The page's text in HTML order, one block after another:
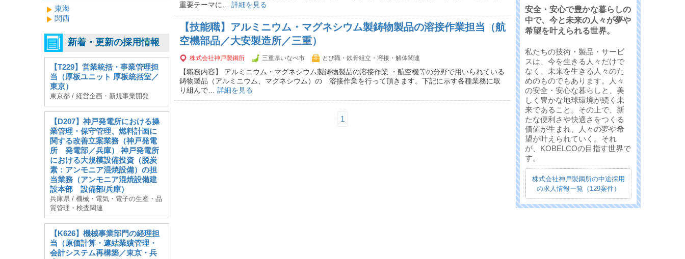
重要テーマに… 詳細を見る
【技能職】アルミニウム・マグネシウム製鋳物製品の溶接作業担当（航
空機部品／大安製造所／三重）
株式会社神戸製鋼所 三重県いなべ市 とび職・鉄骨組立・溶接・解体関連
【職務内容】 アルミニウム・マグネシウム製鋳物製品の溶接作業 ・航空機等の分野で用いられている
鋳物製品（アルミニウム、マグネシウム）の 溶接作業を行って頂きます。下記に示す各種業務に取
り組んで… 詳細を見る
1
東海
関西
新着・更新の採用情報
【T229】営業統括・事業管理担
当（厚板ユニット 厚板統括室／
東京）
東京都 / 経営企画・新規事業開発
【D207】神戸発電所における操
業管理・保守管理、燃料計画に
関する改善立案業務（神戸発電
所 発電部／兵庫） 神戸発電所
における大規模設備投資（脱炭
素：アンモニア混焼設備）の担
当業務（アンモニア混焼設備建
設本部 設備部/兵庫）
兵庫県 / 機械・電気・電子の生産・品
質管理・検査関連
【K626】機械事業部門の経理担
当（原価計算・連結業績管理・
会計システム再構築／東京・兵
安全・安心で豊かな暮らしの
中で、今と未来の人々が夢や
希望を叶えられる世界。
私たちの技術・製品・サービ
スは、今を生きる人々だけで
なく、未来を生きる人々のた
めのものでもあります。人々
の安全・安心な暮らしと、美
しく豊かな地球環境が続く未
来であること。その上で、新
たな便利さや快適さをつくる
価値が生まれ、人々の夢や希
望が叶えられていく。それ
が、KOBELCOの目指す世界で
す。
株式会社神戸製鋼所の中途採用
の求人情報一覧（129案件）